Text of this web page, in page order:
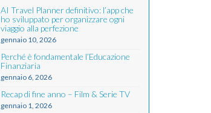
AI Travel Planner definitivo: l’app che
ho sviluppato per organizzare ogni
viaggio alla perfezione
gennaio 10, 2026
Perché è fondamentale l’Educazione
Finanziaria
gennaio 6, 2026
Recap di fine anno – Film & Serie TV
gennaio 1, 2026